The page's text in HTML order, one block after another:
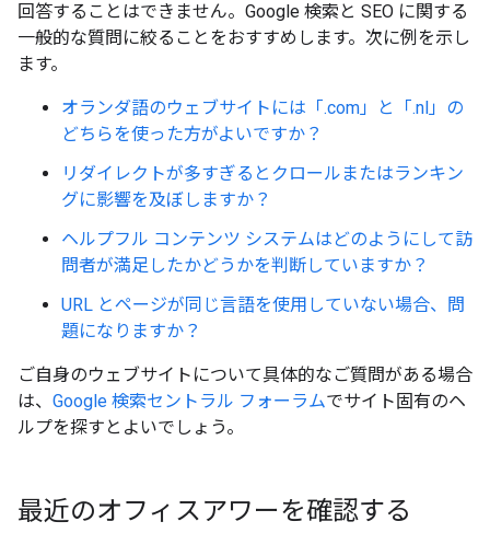
回答することはできません。Google 検索と SEO に関する
一般的な質問に絞ることをおすすめします。次に例を示し
ます。
オランダ語のウェブサイトには「.com」と「.nl」の
どちらを使った方がよいですか？
リダイレクトが多すぎるとクロールまたはランキン
グに影響を及ぼしますか？
ヘルプフル コンテンツ システムはどのようにして訪
問者が満足したかどうかを判断していますか？
URL とページが同じ言語を使用していない場合、問
題になりますか？
ご自身のウェブサイトについて具体的なご質問がある場合
は、 Google 検索セントラル フォーラムでサイト固有のヘ
ルプを探すとよいでしょう。
最近のオフィスアワーを確認する